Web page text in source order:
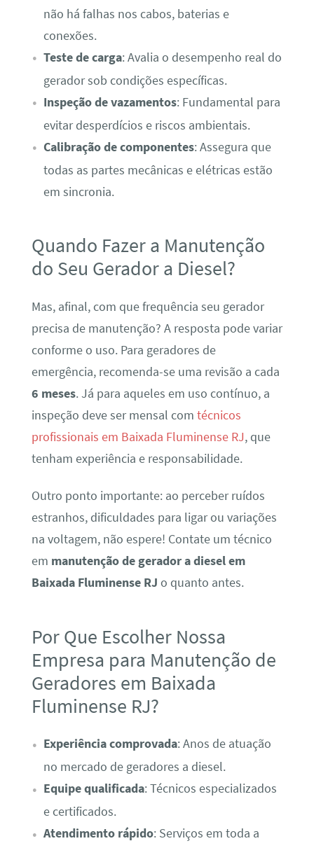
não há falhas nos cabos, baterias e
conexões.
Teste de carga: Avalia o desempenho real do
gerador sob condições específicas.
Inspeção de vazamentos: Fundamental para
evitar desperdícios e riscos ambientais.
Calibração de componentes: Assegura que
todas as partes mecânicas e elétricas estão
em sincronia.
Quando Fazer a Manutenção
do Seu Gerador a Diesel?
Mas, afinal, com que frequência seu gerador
precisa de manutenção? A resposta pode variar
conforme o uso. Para geradores de
emergência, recomenda-se uma revisão a cada
6 meses. Já para aqueles em uso contínuo, a
inspeção deve ser mensal com técnicos
profissionais em Baixada Fluminense RJ, que
tenham experiência e responsabilidade.
Outro ponto importante: ao perceber ruídos
estranhos, dificuldades para ligar ou variações
na voltagem, não espere! Contate um técnico
em manutenção de gerador a diesel em
Baixada Fluminense RJ o quanto antes.
Por Que Escolher Nossa
Empresa para Manutenção de
Geradores em Baixada
Fluminense RJ?
Experiência comprovada: Anos de atuação
no mercado de geradores a diesel.
Equipe qualificada: Técnicos especializados
e certificados.
Atendimento rápido: Serviços em toda a